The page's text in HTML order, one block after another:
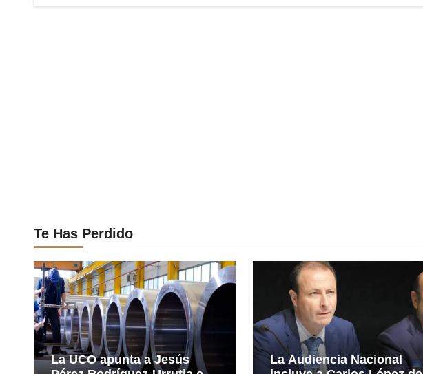
Te Has Perdido
La UCO apunta a Jesús
La Audiencia Nacional